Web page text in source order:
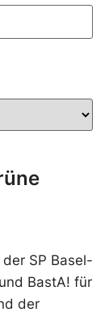
SP Basel-
BastA! für
der